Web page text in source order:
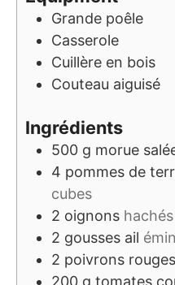
Grande poêle
Casserole
Cuillère en bois
Couteau aiguisé
Ingrédients
500 g morue
4 pommes de
cubes
2 oignons hachés
2 gousses ail
2 poivrons rouges
200 g tomates